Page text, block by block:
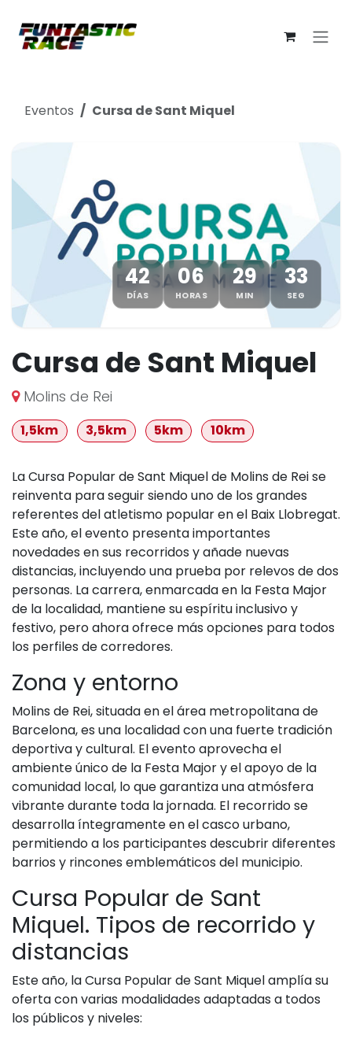
Eventos Cursa de Sant Miquel
42
DÍAS
06
HORAS
29
MIN
32
SEG
Cursa de Sant Miquel
Molins de Rei
1,5km 3,5km 5km 10km
La Cursa Popular de Sant Miquel de Molins de Rei se
reinventa para seguir siendo uno de los grandes
referentes del atletismo popular en el Baix Llobregat.
Este año, el evento presenta importantes
novedades en sus recorridos y añade nuevas
distancias, incluyendo una prueba por relevos de dos
personas. La carrera, enmarcada en la Festa Major
de la localidad, mantiene su espíritu inclusivo y
festivo, pero ahora ofrece más opciones para todos
los perfiles de corredores.
Zona y entorno
Molins de Rei, situada en el área metropolitana de
Barcelona, es una localidad con una fuerte tradición
deportiva y cultural. El evento aprovecha el
ambiente único de la Festa Major y el apoyo de la
comunidad local, lo que garantiza una atmósfera
vibrante durante toda la jornada. El recorrido se
desarrolla íntegramente en el casco urbano,
permitiendo a los participantes descubrir diferentes
barrios y rincones emblemáticos del municipio.
Cursa Popular de Sant
Miquel. Tipos de recorrido y
distancias
Este año, la Cursa Popular de Sant Miquel amplía su
oferta con varias modalidades adaptadas a todos
los públicos y niveles: